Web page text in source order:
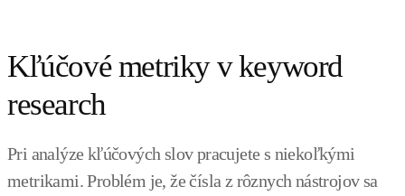
Kľúčové metriky v keyword
research
Pri analýze kľúčových slov pracujete s niekoľkými
metrikami. Problém je, že čísla z rôznych nástrojov sa